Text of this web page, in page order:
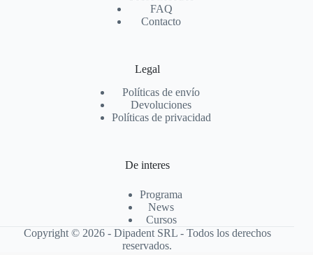
FAQ
Contacto
Legal
Políticas de envío
Devoluciones
Políticas de privacidad
De interes
Programa
News
Cursos
Copyright © 2026 - Dipadent SRL - Todos los derechos
reservados.